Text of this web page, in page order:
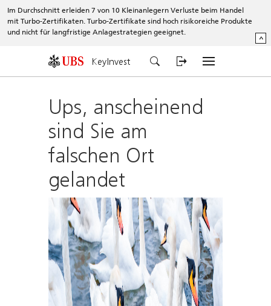
Im Durchschnitt erleiden 7 von 10 Kleinanlegern Verluste beim Handel
mit Turbo-Zertifikaten. Turbo-Zertifikate sind hoch risikoreiche Produkte
und nicht für langfristige Anlagestrategien geeignet.
^
KeyInvest
Ups, anscheinend
sind Sie am
falschen Ort
gelandet